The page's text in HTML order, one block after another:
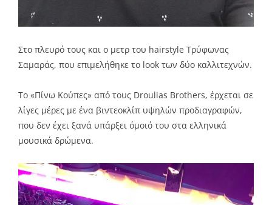
Στο πλευρό τους και ο μετρ του hairstyle Τρύφωνας
Σαμαράς, που επιμελήθηκε το look των δύο καλλιτεχνών.
Το «Πίνω Κούπες» από τους Droulias Brothers, έρχεται σε
λίγες μέρες με ένα βιντεοκλίπ υψηλών προδιαγραφών,
που δεν έχει ξανά υπάρξει όμοιό του στα ελληνικά
μουσικά δρώμενα.